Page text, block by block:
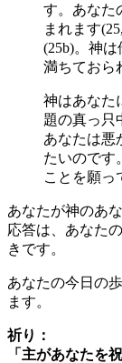
す。あなた
まれます
(25b)。神
満ちておら
神はあなた
題の真っ只
あなたは悪
たいのです
ことを願っ
あなたが神のあ
応答は、あなた
きです。
あなたの今日の
ます。
祈り：
「主があなたを